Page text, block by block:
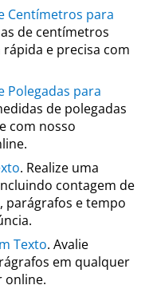
Centímetros para
de centímetros
e precisa com
Polegadas para
de polegadas
com nosso
. Realize uma
contagem de
parágrafos e tempo
Texto. Avalie
em qualquer
online.